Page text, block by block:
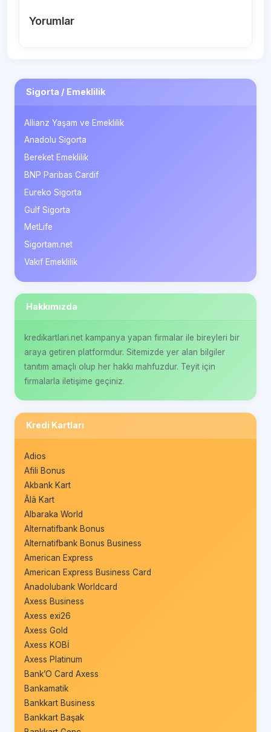
Yorumlar
Sigorta / Emeklilik
Allianz Yaşam ve Emeklilik
Anadolu Sigorta
Bereket Emeklilik
BNP Paribas Cardif
Eureko Sigorta
Gulf Sigorta
MetLife
Sigortam.net
Vakıf Emeklilik
Hakkımızda
kredikartlari.net kampanya yapan firmalar ile bireyleri bir
araya getiren platformdur. Sitemizde yer alan bilgiler
tanıtım amaçlı olup her hakkı mahfuzdur. Teyit için
firmalarla iletişime geçiniz.
Kredi Kartları
Adios
Afili Bonus
Akbank Kart
Âlâ Kart
Albaraka World
Alternatifbank Bonus
Alternatifbank Bonus Business
American Express
American Express Business Card
Anadolubank Worldcard
Axess Business
Axess exi26
Axess Gold
Axess KOBİ
Axess Platinum
Bank’O Card Axess
Bankamatik
Bankkart Business
Bankkart Başak